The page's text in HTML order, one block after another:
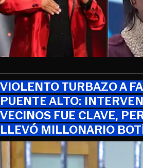
VIOLENTO TURBAZO A
PUENTE ALTO:
VECINOS FUE CLAVE,
LLEVÓ MILLONARIO